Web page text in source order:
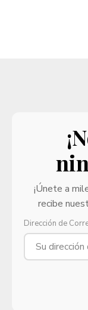
¡Únete a
recibe
Dirección de